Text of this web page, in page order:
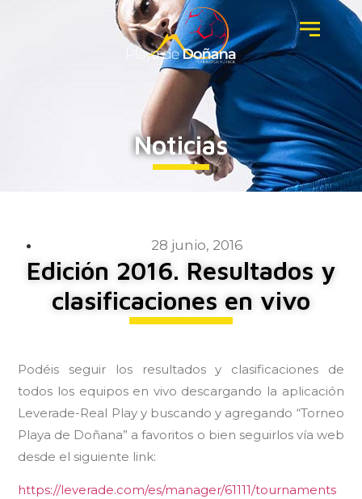
Noticias
28 junio, 2016
Edición 2016. Resultados y
clasificaciones en vivo
Podéis seguir los resultados y clasificaciones de
todos los equipos en vivo descargando la aplicación
Leverade-Real Play y buscando y agregando “Torneo
Playa de Doñana” a favoritos o bien seguirlos vía web
desde el siguiente link:
https://leverade.com/es/manager/61111/tournaments